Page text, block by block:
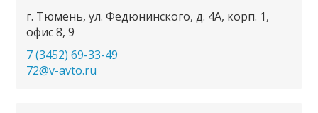
г. Тюмень, ул. Федюнинского, д. 4А, корп. 1,
офис 8, 9
7 (3452) 69-33-49
72@v-avto.ru